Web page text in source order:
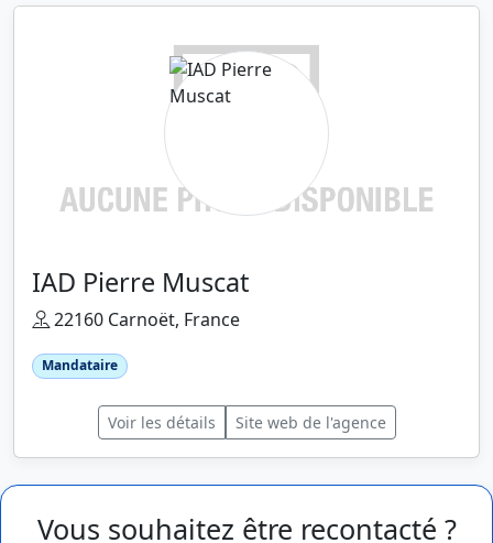
IAD Pierre Muscat
22160 Carnoët, France
Mandataire
Voir les détails Site web de l'agence
Vous souhaitez être recontacté ?